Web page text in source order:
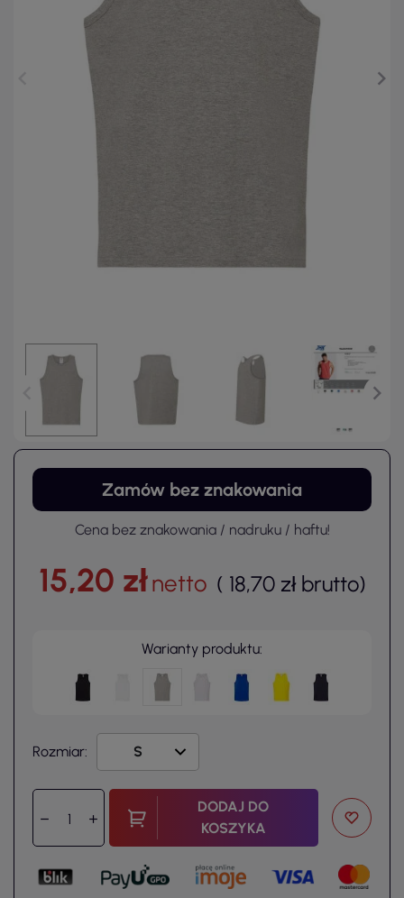
Zamów bez znakowania
Cena bez znakowania / nadruku / haftu!
15,20 złnetto ( 18,70 zł brutto)
Warianty produktu:
Rozmiar:
DODAJ DO
KOSZYKA